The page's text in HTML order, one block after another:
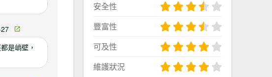
是峭壁，
安全性
豐富性
可及性
維護狀況